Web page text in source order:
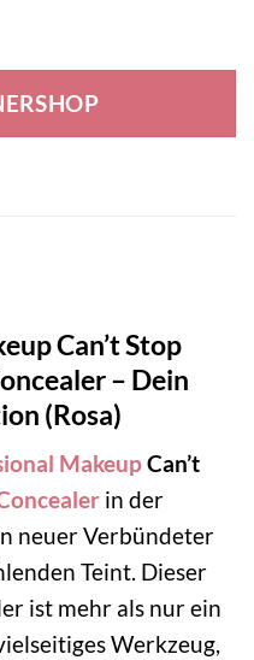
€.
Can’t Stop
– Dein
(Rosa)
MakeupCan’t
in der
neuer Verbündeter
Teint. Dieser
ist mehr als nur ein
Werkzeug,